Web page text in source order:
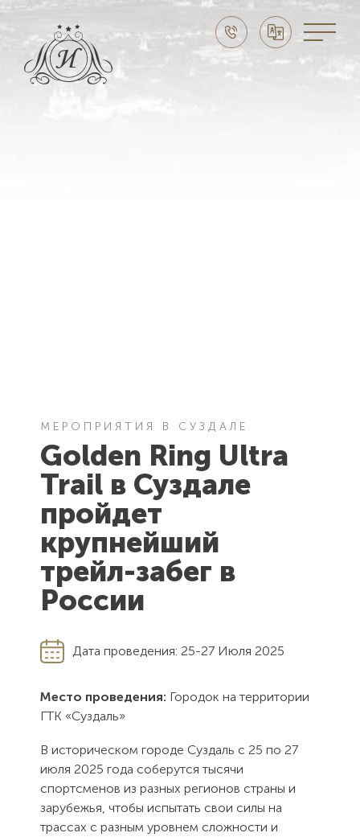
Праздники в Суздале
Свадьба в Суздале
МЕРОПРИЯТИЯ В СУЗДАЛЕ
Golden Ring Ultra
Trail в Суздале
пройдет
крупнейший
трейл-забег в
России
Дата проведения: 25-27 Июля 2025
Место проведения: Городок на территории
ГТК «Суздаль»
В историческом городе Суздаль с 25 по 27
июля 2025 года соберутся тысячи
спортсменов из разных регионов страны и
зарубежья, чтобы испытать свои силы на
трассах с разным уровнем сложности и